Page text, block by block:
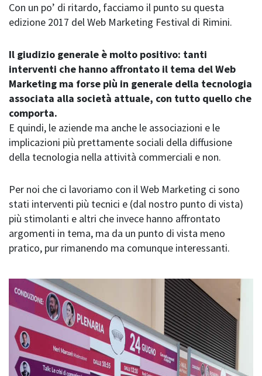
Con un po’ di ritardo, facciamo il punto su questa
edizione 2017 del Web Marketing Festival di Rimini.
Il giudizio generale è molto positivo: tanti
interventi che hanno affrontato il tema del Web
Marketing ma forse più in generale della tecnologia
associata alla società attuale, con tutto quello che
comporta.
E quindi, le aziende ma anche le associazioni e le
implicazioni più prettamente sociali della diffusione
della tecnologia nella attività commerciali e non.
Per noi che ci lavoriamo con il Web Marketing ci sono
stati interventi più tecnici e (dal nostro punto di vista)
più stimolanti e altri che invece hanno affrontato
argomenti in tema, ma da un punto di vista meno
pratico, pur rimanendo ma comunque interessanti.